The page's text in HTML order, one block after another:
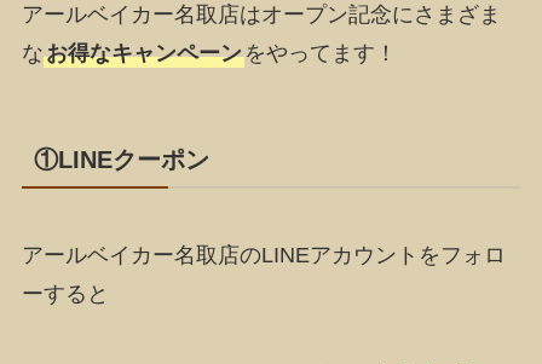
アールベイカー名取店はオープン記念にさまざま
なお得なキャンペーンをやってます！
①LINEクーポン
アールベイカー名取店のLINEアカウントをフォロ
ーすると